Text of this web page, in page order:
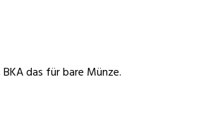
das für bare Münze.